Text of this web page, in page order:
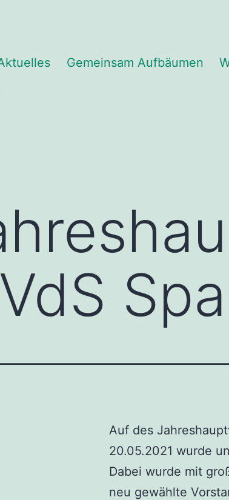
Gemeinsam Aufbäumen
Auf des
20.05.2021 wurde
Dabei wurde mit
neu gewählte